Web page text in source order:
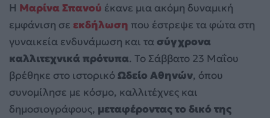
Η Μαρίνα Σπανού έκανε μια ακόμη δυναμική
εμφάνιση σε εκδήλωση που έστρεψε τα φώτα στη
γυναικεία ενδυνάμωση και τασύγχρονα
καλλιτεχνικά πρότυπα. Το Σάββατο 23 Μαΐου
βρέθηκε στο ιστορικόΩδείο Αθηνών, όπου
συνομίλησε με κόσμο, καλλιτέχνες και
δημοσιογράφους, μεταφέροντας το δικό της